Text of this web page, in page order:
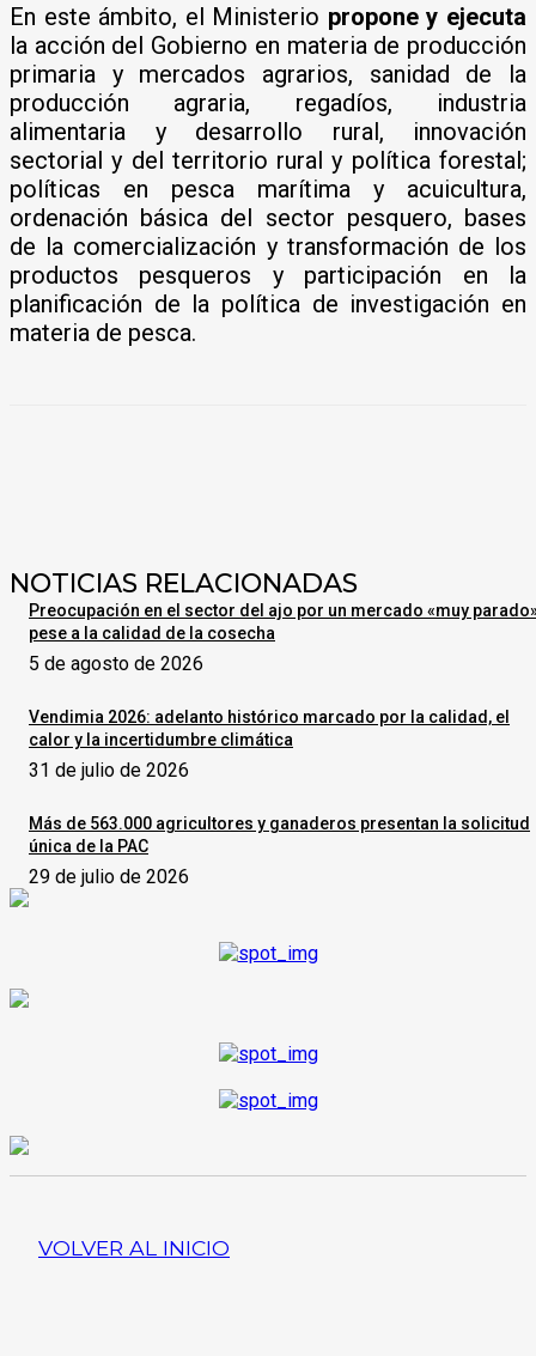
En este ámbito, el Ministerio propone y ejecuta
la acción del Gobierno en materia de producción
primaria y mercados agrarios, sanidad de la
producción agraria, regadíos, industria
alimentaria y desarrollo rural, innovación
sectorial y del territorio rural y política forestal;
políticas en pesca marítima y acuicultura,
ordenación básica del sector pesquero, bases
de la comercialización y transformación de los
productos pesqueros y participación en la
planificación de la política de investigación en
materia de pesca.
NOTICIAS RELACIONADAS
Preocupación en el sector del ajo por un mercado «muy
pese a la calidad de la cosecha
5 de agosto de 2026
Vendimia 2026: adelanto histórico marcado por la calidad, el
calor y la incertidumbre climática
31 de julio de 2026
Más de 563.000 agricultores y ganaderos presentan la solicitud
única de la PAC
29 de julio de 2026
VOLVER AL INICIO